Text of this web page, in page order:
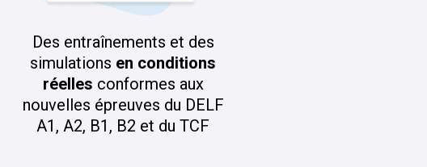
Des entraînements et des
simulations en conditions
réelles conformes aux
nouvelles épreuves du DELF
A1, A2, B1, B2 et du TCF